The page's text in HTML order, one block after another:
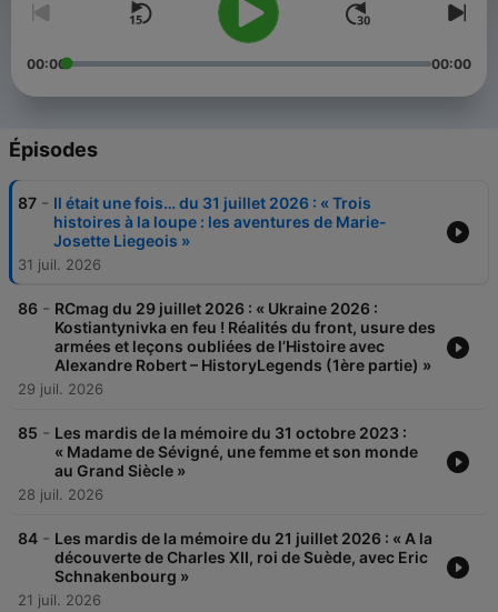
00:00 00:00
Épisodes
87 - Il était une fois… du 31 juillet 2026 : « Trois
histoires à la loupe : les aventures de Marie-
Josette Liegeois »
31 juil. 2026
86 - RCmag du 29 juillet 2026 : « Ukraine 2026 :
Kostiantynivka en feu ! Réalités du front, usure des
armées et leçons oubliées de l’Histoire avec
Alexandre Robert – HistoryLegends (1ère partie) »
29 juil. 2026
85 - Les mardis de la mémoire du 31 octobre 2023 :
« Madame de Sévigné, une femme et son monde
au Grand Siècle »
28 juil. 2026
84 - Les mardis de la mémoire du 21 juillet 2026 : « A la
découverte de Charles XII, roi de Suède, avec Eric
Schnakenbourg »
21 juil. 2026